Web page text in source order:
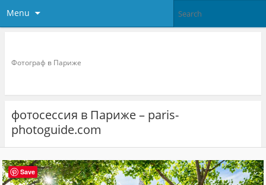
Menu
Фотограф в Париже
фотосессия в Париже – paris-
photoguide.com
Save